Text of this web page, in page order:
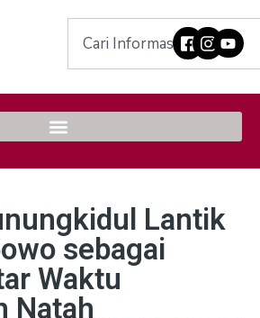
Lantik
sebagai
Waktu
Natah